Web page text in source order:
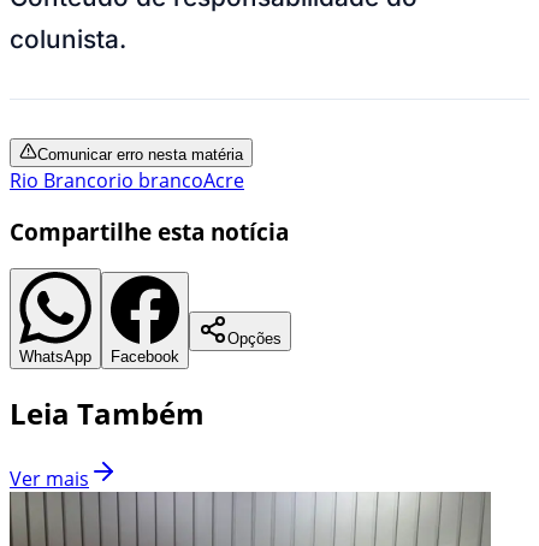
colunista.
Comunicar erro nesta matéria
Rio Brancorio brancoAcre
Compartilhe esta notícia
WhatsApp Facebook
Opções
Leia Também
Ver mais